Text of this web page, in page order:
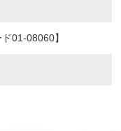
01-08060】